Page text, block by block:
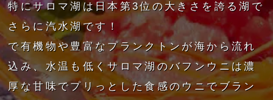
特にサロマ湖は日本第3位の大きさを誇る湖で
さらに汽水湖です！
で有機物や豊富なプランクトンが海から流れ
込み、水温も低くサロマ湖のバフンウニは濃
厚な甘味でプリっとした食感のウニでブラン